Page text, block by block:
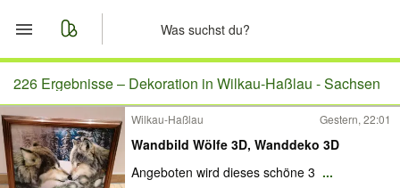
Start
Merkliste
Nachrichten
226 Ergebnisse – Dekoration in Wilkau-Haßlau - Sachsen
Wilkau-Haßlau Gestern, 22:01
Wandbild Wölfe 3D, Wanddeko 3D
Angeboten wird dieses schöne 3 ...